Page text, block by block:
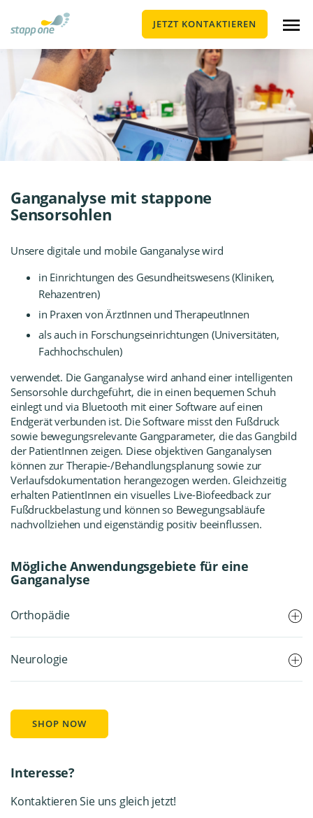
JETZT KONTAKTIEREN
Ganganalyse mit stappone
Sensorsohlen
Unsere digitale und mobile Ganganalyse wird
in Einrichtungen des Gesundheitswesens(Kliniken,
Rehazentren)
in Praxen von ÄrztInnen undTherapeutInnen
als auch in Forschungseinrichtungen (Universitäten,
Fachhochschulen)
verwendet. Die Ganganalyse wird anhand einer intelligenten
Sensorsohle durchgeführt, die in einen bequemen Schuh
einlegt und via Bluetooth mit einer Software auf einen
Endgerät verbunden ist. Die Software misst den Fußdruck
sowie bewegungsrelevante Gangparameter, die das Gangbild
der PatientInnen zeigen. Diese objektiven Ganganalysen
können zur Therapie-/Behandlungsplanung sowie zur
Verlaufsdokumentation herangezogen werden. Gleichzeitig
erhalten PatientInnen ein visuelles Live-Biofeedback zur
Fußdruckbelastung und können so Bewegungsabläufe
nachvollziehen und eigenständig positiv beeinflussen.
Mögliche Anwendungsgebiete für eine
Ganganalyse
Orthopädie
Neurologie
SHOP NOW
Interesse?
Kontaktieren Sie uns gleich jetzt!